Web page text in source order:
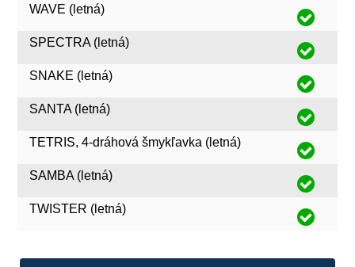
WAVE (letná)
SPECTRA (letná)
SNAKE (letná)
SANTA (letná)
TETRIS, 4-dráhová šmykľavka (letná)
SAMBA (letná)
TWISTER (letná)